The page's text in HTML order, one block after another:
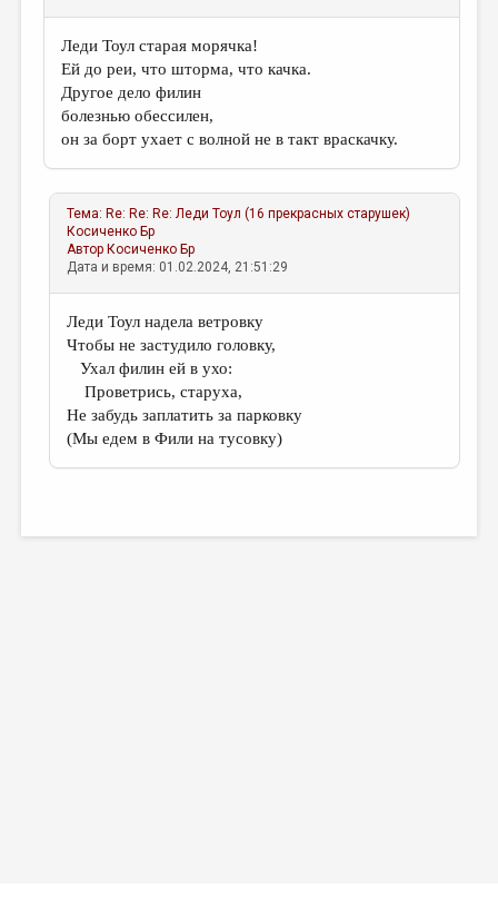
Леди Тоул старая морячка!
Ей до реи, что шторма, что качка.
Другое дело филин
болезнью обессилен,
он за борт ухает с волной не в такт враскачку.
Тема:Re: Re: Re: Леди Тоул (16 прекрасных старушек)
Косиченко Бр
АвторКосиченко Бр
Дата и время: 01.02.2024, 21:51:29
Леди Тоул надела ветровку
Чтобы не застудило головку,
Ухал филин ей в ухо:
Проветрись, старуха,
Не забудь заплатить за парковку
(Мы едем в Фили на тусовку)